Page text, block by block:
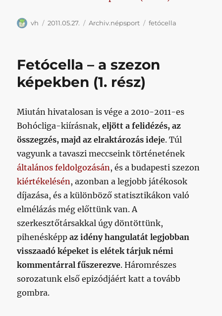
Szerző
vh Közzétéve
2011.05.27. Kategória
Archiv.népsport Címke
fetócella
Fetócella – a szezon
képekben (1. rész)
Miután hivatalosan is vége a 2010-2011-es
Bohócliga-kiírásnak,eljött a felidézés, az
összegzés, majd az elraktározás ideje. Túl
vagyunk a tavaszi meccseink történetének
általános feldolgozásán, és a budapesti szezon
kiértékelésén, azonban a legjobb játékosok
díjazása, és a különböző statisztikákon való
elmélázás még előttünk van. A
szerkesztőtársakkal úgy döntöttünk,
pihenésképpaz idény hangulatát legjobban
visszaadó képeket is elétek tárjuk némi
kommentárral fűszerezve. Háromrészes
sorozatunk első epizódjáért katt a tovább
gombra.